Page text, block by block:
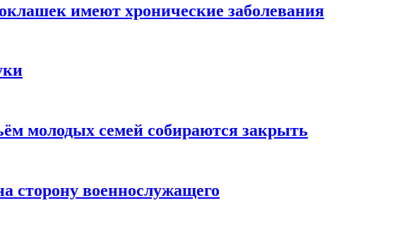
имеют хронические заболевания
молодых семей собираются закрыть
сторону военнослужащего